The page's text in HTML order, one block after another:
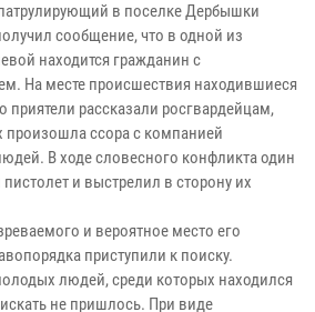
в поселке Дербышки
сообщение, что в одной из
находится гражданин с
На месте происшествия находившиеся
рассказали росгвардейцам,
произошла ссора с компанией
В ходе словесного конфликта один
и выстрелил в сторону их
и вероятное место его
приступили к поиску.
людей, среди которых находился
не пришлось. При виде